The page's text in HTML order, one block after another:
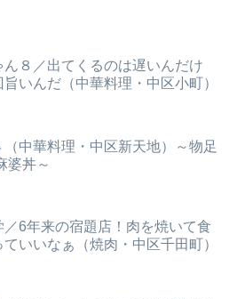
ん８／出てくるのは遅いんだけ
旨いんだ（中華料理・中区小町）
（中華料理・中区新天地）～物足
婆丼～
／6年来の宿題店！肉を焼いて食
いいなぁ（焼肉・中区千田町）